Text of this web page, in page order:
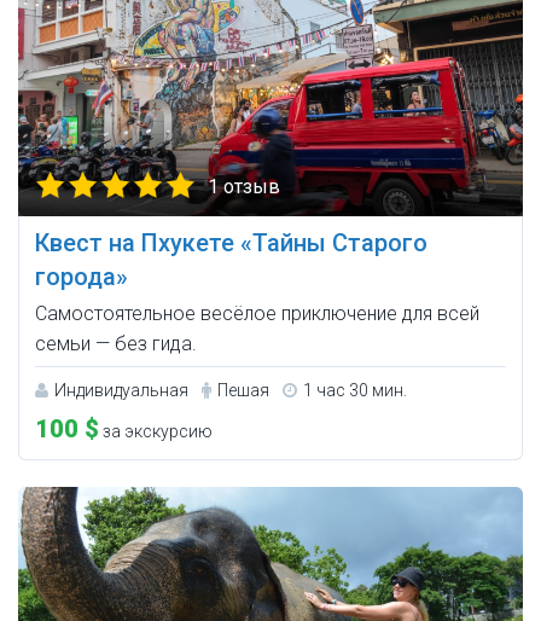
1 отзыв
Квест на Пхукете «Тайны Старого
города»
Самостоятельное весёлое приключение для всей
семьи — без гида.
Индивидуальная Пешая 1 час 30 мин.
100 $ за экскурсию